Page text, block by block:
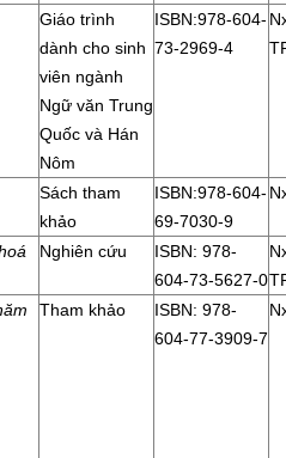
Giáo trình
dành cho sinh
viên ngành
Ngữ văn Trung
Quốc và Hán
Nôm
ISBN:978-604-
73-2969-4
Sách tham
khảo
ISBN:978-604-
69-7030-9
Nghiên cứu
ISBN: 978-
604-73-5627-0
Tham khảo
ISBN: 978-
604-77-3909-7